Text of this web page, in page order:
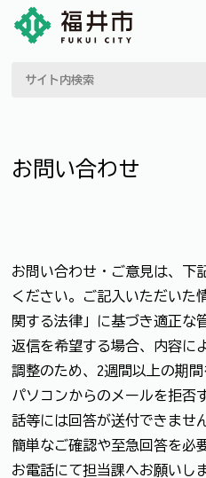
お問い合わせ
お問い合わせ・ご意見は、下
ください。ご記入いただいた
関する法律」に基づき適正な
返信を希望する場合、内容に
調整のため、2週間以上の期
パソコンからのメールを拒否
話等には回答が送付できませ
簡単なご確認や至急回答を必
お電話にて担当課へお願いし